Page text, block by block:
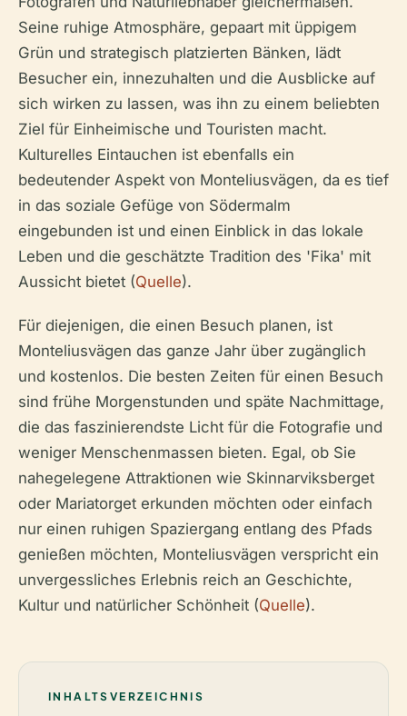
Seine ruhige Atmosphäre, gepaart mit üppigem
Grün und strategisch platzierten Bänken, lädt
Besucher ein, innezuhalten und die Ausblicke auf
sich wirken zu lassen, was ihn zu einem beliebten
Ziel für Einheimische und Touristen macht.
Kulturelles Eintauchen ist ebenfalls ein
bedeutender Aspekt von Monteliusvägen, da es tief
in das soziale Gefüge von Södermalm
eingebunden ist und einen Einblick in das lokale
Leben und die geschätzte Tradition des 'Fika' mit
Aussicht bietet (Quelle).
Für diejenigen, die einen Besuch planen, ist
Monteliusvägen das ganze Jahr über zugänglich
und kostenlos. Die besten Zeiten für einen Besuch
sind frühe Morgenstunden und späte Nachmittage,
die das faszinierendste Licht für die Fotografie und
weniger Menschenmassen bieten. Egal, ob Sie
nahegelegene Attraktionen wie Skinnarviksberget
oder Mariatorget erkunden möchten oder einfach
nur einen ruhigen Spaziergang entlang des Pfads
genießen möchten, Monteliusvägen verspricht ein
unvergessliches Erlebnis reich an Geschichte,
Kultur und natürlicher Schönheit (Quelle).
INHALTSVERZEICHNIS